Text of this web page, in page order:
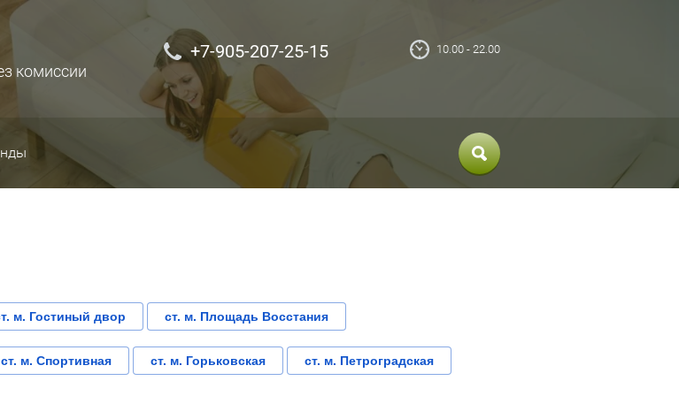
комиссии
+7-905-207-25-15 10.00 - 22.00
м. Гостиный двор ст. м. Площадь Восстания
ст. м. Спортивная ст. м. Горьковская ст. м. Петроградская